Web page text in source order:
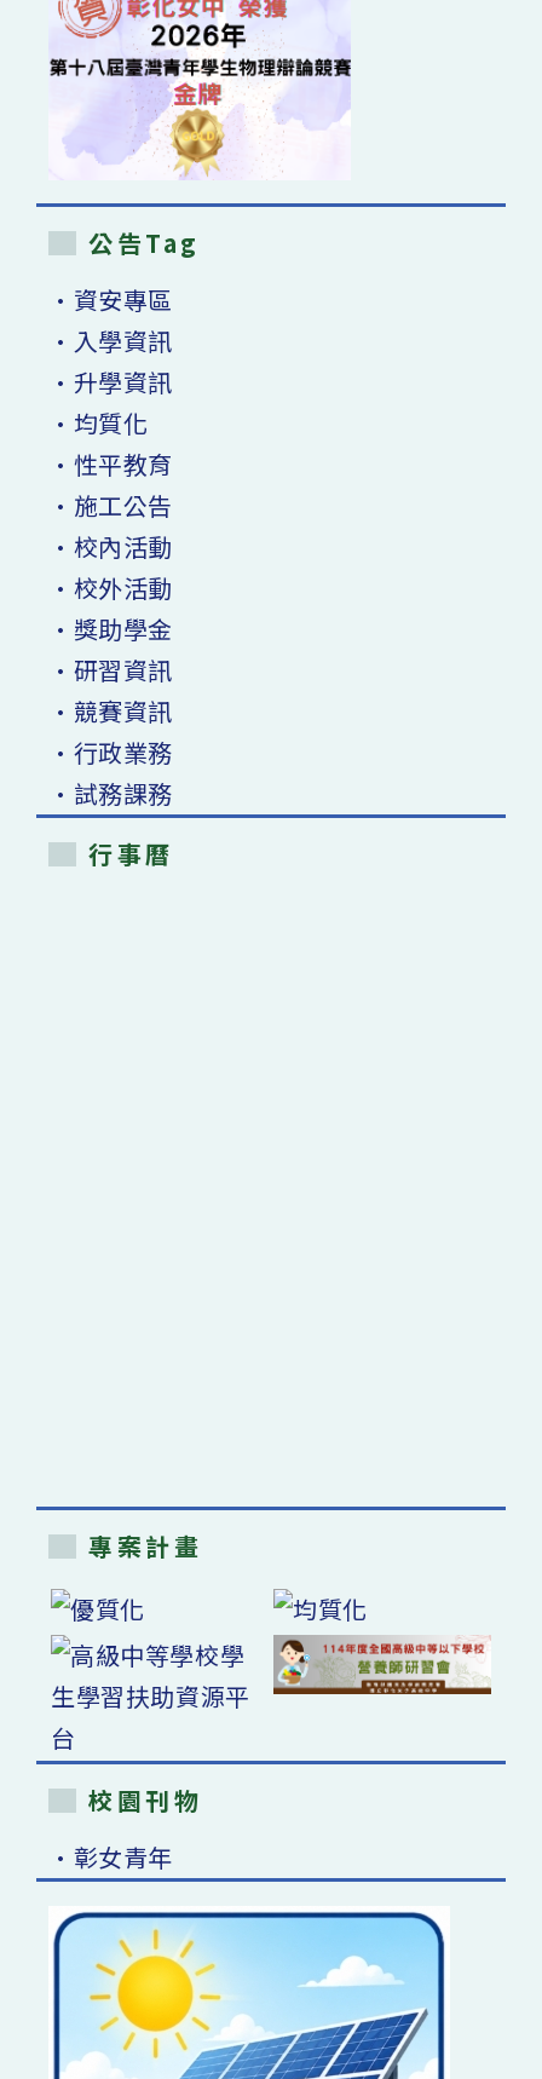
公告Tag
•資安專區
•入學資訊
•升學資訊
•均質化
•性平教育
•施工公告
•校內活動
•校外活動
•獎助學金
•研習資訊
•競賽資訊
•行政業務
•試務課務
行事曆
專案計畫
校園刊物
•彰女青年